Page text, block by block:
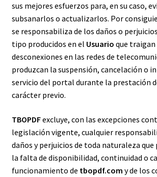
sus mejores esfuerzos para, en su caso,
subsanarlos o actualizarlos. Por
se responsabiliza de los daños o
tipo producidos en el Usuario que traigan
desconexiones en las redes de
produzcan la suspensión, cancelación o
servicio del portal durante la prestación
carácter previo.
TBOPDFexcluye, con las excepciones
legislación vigente, cualquier
daños y perjuicios de toda naturaleza que
la falta de disponibilidad, continuidad o
funcionamiento de tbopdf.com y de los